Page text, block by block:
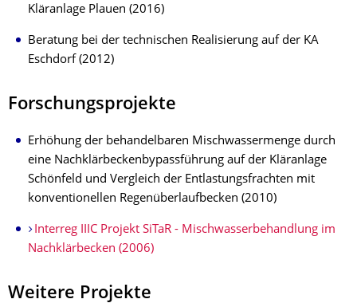
Kläranlage Plauen (2016)
Beratung bei der technischen Realisierung auf der KA
Eschdorf (2012)
Forschungsprojekte
Erhöhung der behandelbaren Mischwassermenge durch
eine Nachklärbeckenbypassführung auf der Kläranlage
Schönfeld und Vergleich der Entlastungsfrachten mit
konventionellen Regenüberlaufbecken (2010)
Interreg IIIC Projekt SiTaR - Mischwasserbehandlung im
Nachklärbecken (2006)
Weitere Projekte